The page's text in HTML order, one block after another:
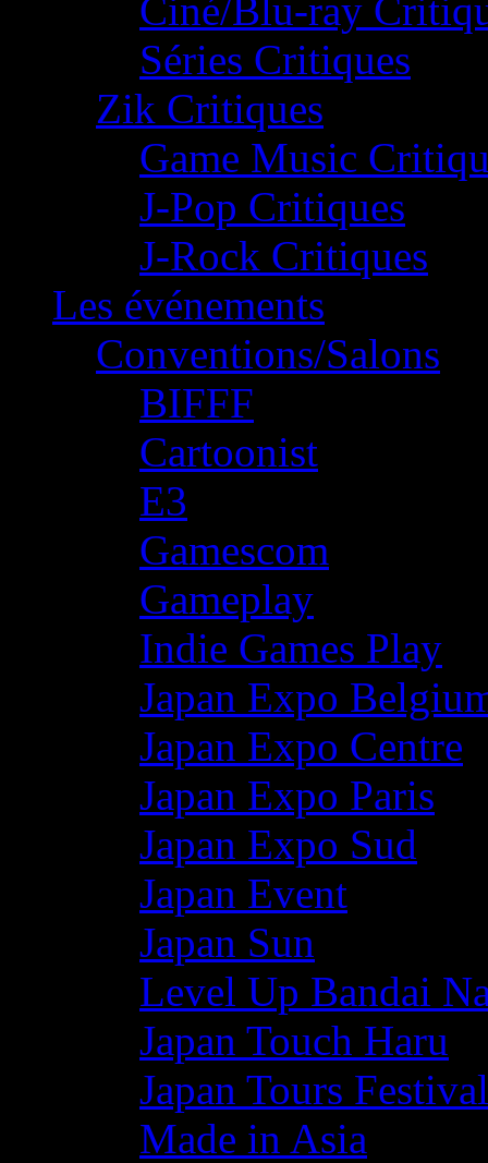
Ciné/Blu-ray
Séries Critiques
Zik Critiques
Game Music
J-Pop Critiques
J-Rock Critiques
Les événements
Conventions/Salons
BIFFF
Cartoonist
E3
Gamescom
Gameplay
Indie Games Play
Japan Expo
Japan Expo Centre
Japan Expo Paris
Japan Expo Sud
Japan Event
Japan Sun
Level Up Bandai
Japan Touch Haru
Japan Tours Festival
Made in Asia